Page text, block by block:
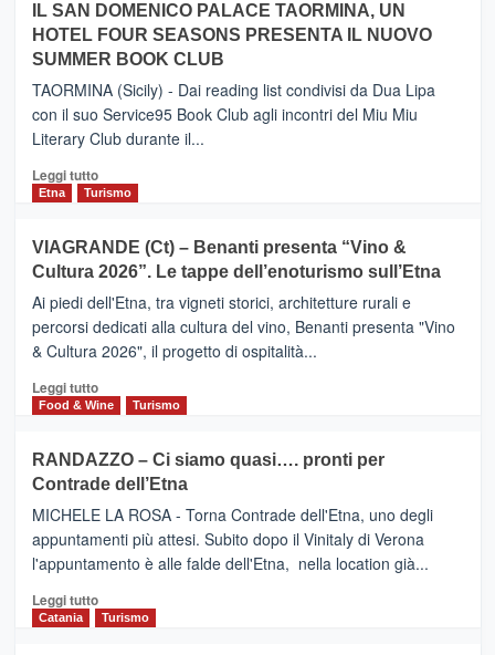
da
Neos
PIEDIMONTE
ETNEO
–
Meta
turistica
privilegiata
secondo
dati
di
Anche
la
Alcantara
nei
primi
nella
classifica
IL SAN DOMENICO PALACE TAORMINA, UN
HOTEL FOUR SEASONS PRESENTA IL NUOVO
SUMMER BOOK CLUB
TAORMINA (Sicily) - Dai reading list condivisi da Dua Lipa
con il suo Service95 Book Club agli incontri del Miu Miu
Literary Club durante il...
Leggi tuttoLeggi
di
IL
SAN
DOMENICO
PALACE
TAORMINA,
UN
HOTEL
FOUR
IL
NUOVO
SUMMER
CLUB
Etna Turismo
VIAGRANDE (Ct) – Benanti presenta “Vino &
Cultura 2026”. Le tappe dell’enoturismo sull’Etna
Ai piedi dell'Etna, tra vigneti storici, architetture rurali e
percorsi dedicati alla cultura del vino, Benanti presenta "Vino
& Cultura 2026", il progetto di ospitalità...
Leggi tuttoLeggi
di
VIAGRANDE
(Ct)
–
Benanti
presenta
“Vino
&
Cultura
Food & Wine Turismo
RANDAZZO – Ci siamo quasi…. pronti per
Contrade dell’Etna
MICHELE LA ROSA - Torna Contrade dell'Etna, uno degli
appuntamenti più attesi. Subito dopo il Vinitaly di Verona
l'appuntamento è alle falde dell'Etna, nella location già...
Leggi tuttoLeggi
di
Catania Turismo